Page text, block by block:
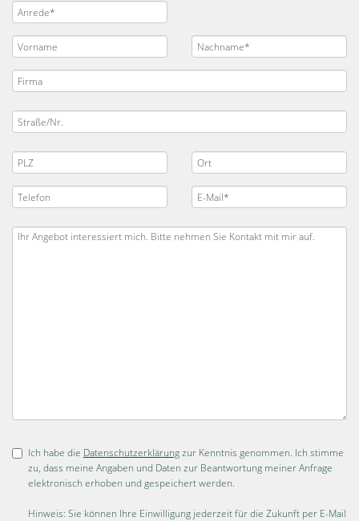
Ich habe die Datenschutzerklärungzur Kenntnis genommen. Ich stimme
zu, dass meine Angaben und Daten zur Beantwortung meiner Anfrage
elektronisch erhoben und gespeichert werden.
Hinweis: Sie können Ihre Einwilligung jederzeit für die Zukunft per E-Mail